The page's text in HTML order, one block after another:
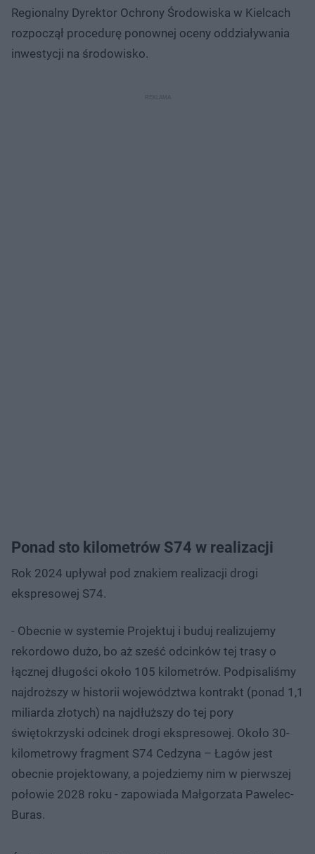
Regionalny Dyrektor Ochrony Środowiska w Kielcach
rozpoczął procedurę ponownej oceny oddziaływania
inwestycji na środowisko.
Ponad sto kilometrów S74 w realizacji
Rok 2024 upływał pod znakiem realizacji drogi
ekspresowej S74.
- Obecnie w systemie Projektuj i buduj realizujemy
rekordowo dużo, bo aż sześć odcinków tej trasy o
łącznej długości około 105 kilometrów. Podpisaliśmy
najdroższy w historii województwa kontrakt (ponad 1,1
miliarda złotych) na najdłuższy do tej pory
świętokrzyski odcinek drogi ekspresowej. Około 30-
kilometrowy fragment S74 Cedzyna – Łagów jest
obecnie projektowany, a pojedziemy nim w pierwszej
połowie 2028 roku - zapowiada Małgorzata Pawelec-
Buras.